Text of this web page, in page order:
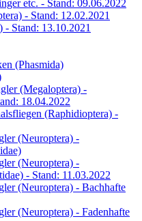
etc. - Stand: 09.06.2022
- Stand: 12.02.2021
- Stand: 13.10.2021
(Phasmida)
(Megaloptera) -
18.04.2022
(Raphidioptera) -
(Neuroptera) -
(Neuroptera) -
- Stand: 11.03.2022
(Neuroptera) - Bachhafte
(Neuroptera) - Fadenhafte